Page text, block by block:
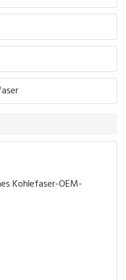
Kohlefaser-OEM-